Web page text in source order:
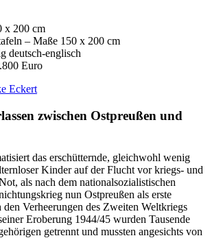
x 200 cm
– Maße 150 x 200 cm
deutsch-englisch
Euro
Eckert
zwischen Ostpreußen und
das erschütternde, gleichwohl wenig
Kinder auf der Flucht vor kriegs- und
als nach dem nationalsozialistischen
nun Ostpreußen als erste
Verheerungen des Zweiten Weltkriegs
Eroberung 1944/45 wurden Tausende
getrennt und mussten angesichts von